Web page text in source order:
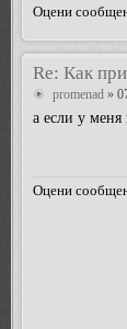
Оцени
Re: Как
promenad »
а если у
Оцени